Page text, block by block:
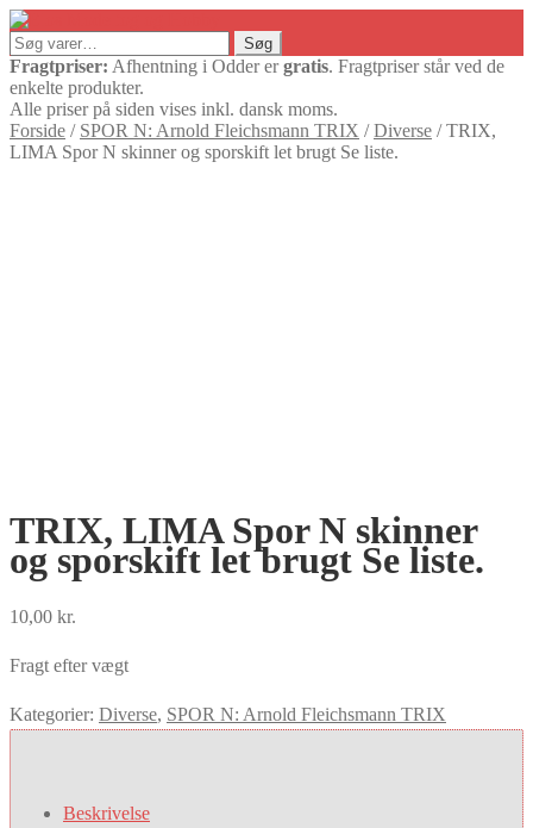
Søg
efter:
Søg
Fragtpriser: Afhentning i Odder ergratis. Fragtpriser står ved de
enkelte produkter.
Alle priser på siden vises inkl. dansk moms.
Forside / SPOR N: Arnold Fleichsmann TRIX /Diverse /TRIX,
LIMA Spor N skinner og sporskift let brugt Se liste.
TRIX, LIMA Spor N skinner
og sporskift let brugt Se liste.
10,00 kr.
Fragt efter vægt
Kategorier: Diverse, SPOR N: Arnold Fleichsmann TRIX
Beskrivelse